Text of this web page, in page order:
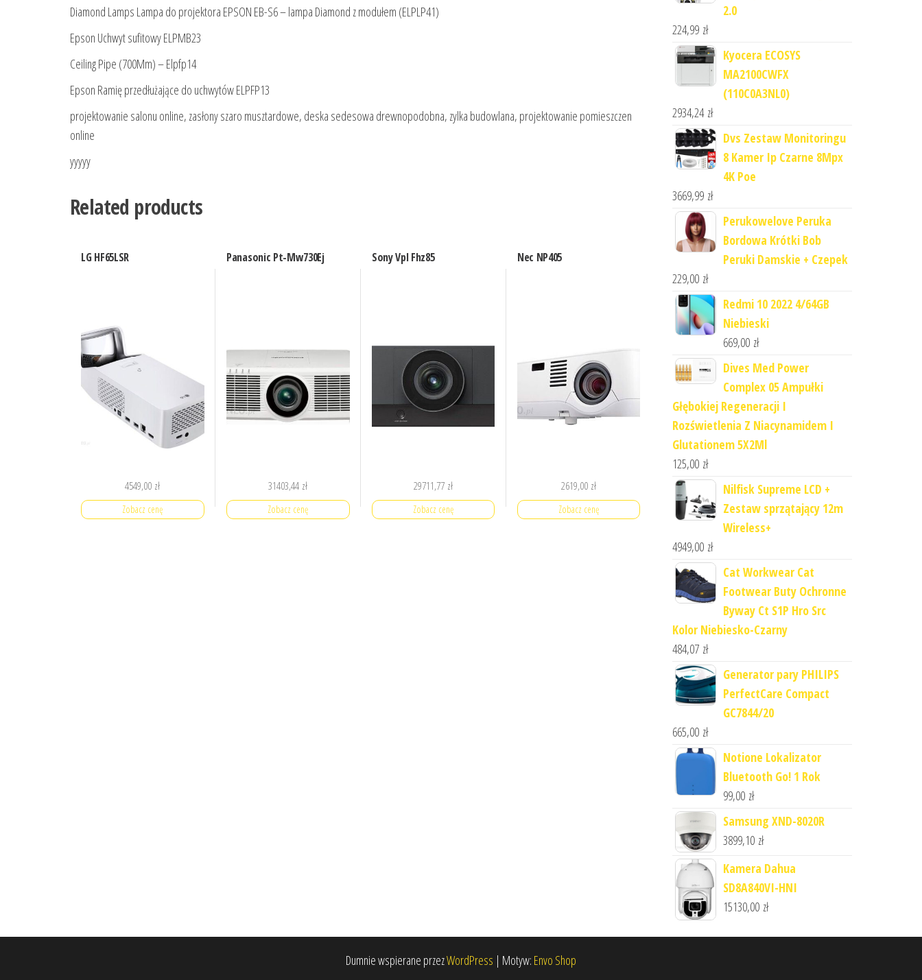
Diamond Lamps Lampa do projektora EPSON EB-S6 – lampa Diamond z modułem (ELPLP41)
Epson Uchwyt sufitowy ELPMB23
Ceiling Pipe (700Mm) – Elpfp14
Epson Ramię przedłużające do uchwytów ELPFP13
projektowanie salonu online, zasłony szaro musztardowe, deska sedesowa drewnopodobna, zylka budowlana, projektowanie pomieszczen
online
yyyyy
Related products
LG HF65LSR
4549,00 zł
Zobacz cenę
Panasonic Pt-Mw730Ej
31403,44 zł
Zobacz cenę
Sony Vpl Fhz85
29711,77 zł
Zobacz cenę
Nec NP405
2619,00 zł
Zobacz cenę
2.0
224,99 zł
Kyocera ECOSYS
MA2100CWFX
(110C0A3NL0)
2934,24 zł
Dvs Zestaw Monitoringu
8 Kamer Ip Czarne 8Mpx
4K Poe
3669,99 zł
Perukowelove Peruka
Bordowa Krótki Bob
Peruki Damskie + Czepek
229,00 zł
Redmi 10 2022 4/64GB
Niebieski
669,00 zł
Dives Med Power
Complex 05 Ampułki
Głębokiej Regeneracji I
Rozświetlenia Z Niacynamidem I
Glutationem 5X2Ml
125,00 zł
Nilfisk Supreme LCD +
Zestaw sprzątający 12m
Wireless+
4949,00 zł
Cat Workwear Cat
Footwear Buty Ochronne
Byway Ct S1P Hro Src
Kolor Niebiesko-Czarny
484,07 zł
Generator pary PHILIPS
PerfectCare Compact
GC7844/20
665,00 zł
Notione Lokalizator
Bluetooth Go! 1 Rok
99,00 zł
Samsung XND-8020R
3899,10 zł
Kamera Dahua
SD8A840VI-HNI
15130,00 zł
Dumnie wspierane przezWordPress | Motyw: Envo Shop